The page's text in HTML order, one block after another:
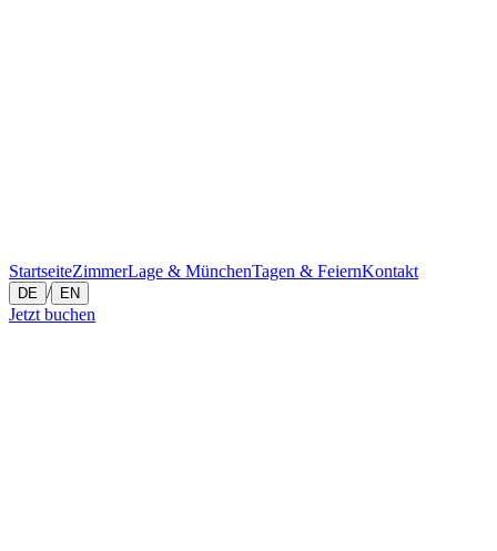
StartseiteZimmerLage & MünchenTagen & FeiernKontakt
DE / EN
Jetzt buchen